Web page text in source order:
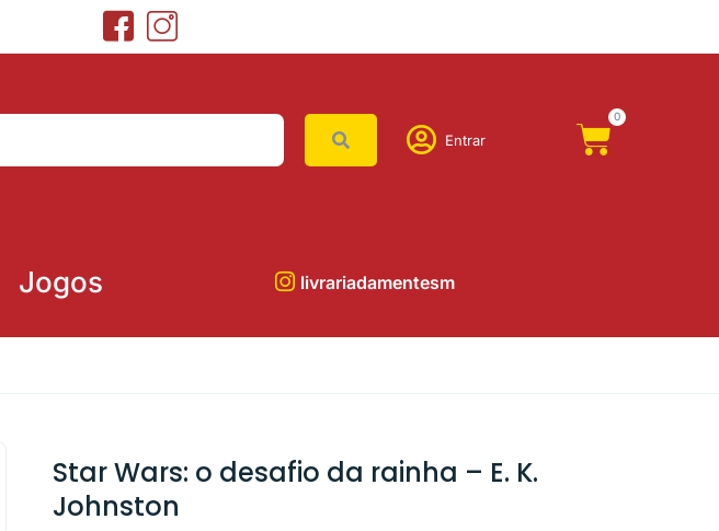
Entrar
0
Jogos livrariadamentesm
Star Wars: o desafio da rainha – E. K.
Johnston